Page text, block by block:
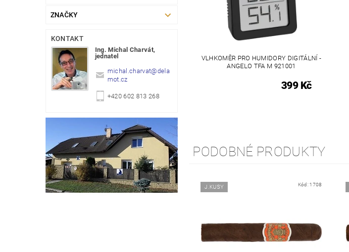
ZNAČKY
KONTAKT
Ing. Michal Charvát,
jednatel
michal.charvat@dela
mot.cz
+420 602 813 268
VLHKOMĚR PRO HUMIDORY DIGITÁLNÍ -
ANGELO TFA M 921001
399 Kč
PODOBNÉ PRODUKTY
J.KUSY Kód: 1708